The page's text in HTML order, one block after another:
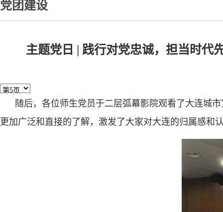
党团建设
主题党日 | 践行对党忠诚，担当时
随后，各位师生党员于二层弧幕影院观看了大连城
更加广泛和直接的了解，激发了大家对大连的归属感和